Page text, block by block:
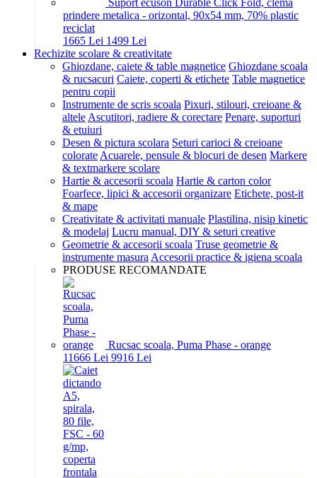
Suport ecuson Durable Click Fold, clema
prindere metalica - orizontal, 90x54 mm, 70% plastic
reciclat
1665 Lei 1499 Lei
Rechizite scolare & creativitate
Ghiozdane, caiete & table magnetice Ghiozdane scoala
& rucsacuri Caiete, coperti & etichete Table magnetice
pentru copii
Instrumente de scris scoala Pixuri, stilouri, creioane &
altele Ascutitori, radiere & corectare Penare, suporturi
& etuiuri
Desen & pictura scolara Seturi carioci & creioane
colorate Acuarele, pensule & blocuri de desen Markere
& textmarkere scolare
Hartie & accesorii scoala Hartie & carton color
Foarfece, lipici & accesorii organizare Etichete, post-it
& mape
Creativitate & activitati manuale Plastilina, nisip kinetic
& modelaj Lucru manual, DIY & seturi creative
Geometrie & accesorii scoala Truse geometrie &
instrumente masura Accesorii practice & igiena scoala
PRODUSE RECOMANDATE
Rucsac scoala, Puma Phase - orange
11666 Lei 9916 Lei